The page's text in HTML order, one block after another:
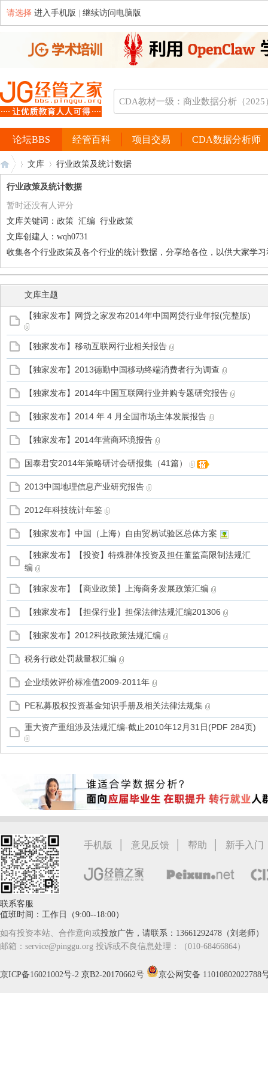
请选择 进入手机版 继续访问电脑版
经管百科 项目交易 CDA数据分析师
论坛BBS
管
之
家
›
文库
›
行业政策及统计数据
行业政策及统计数据
暂时还没有人评分
文库关键词： 政策 汇编 行业政策
文库创建人： wqh0731
收集各个行业政策及各个行业的统计数据，分享给各位，以供大家学
文库主题
【独家发布】网贷之家发布2014年中国网贷行业年报(完整版)
【独家发布】移动互联网行业相关报告
【独家发布】2013德勤中国移动终端消费者行为调查
【独家发布】2014年中国互联网行业并购专题研究报告
【独家发布】2014 年 4 月全国市场主体发展报告
【独家发布】2014年营商环境报告
国泰君安2014年策略研讨会研报集（41篇）
2013中国地理信息产业研究报告
2012年科技统计年鉴
【独家发布】中国（上海）自由贸易试验区总体方案
【独家发布】【投资】特殊群体投资及担任董监高限制法规汇
编
【独家发布】【商业政策】上海商务发展政策汇编
【独家发布】【担保行业】担保法律法规汇编201306
【独家发布】2012科技政策法规汇编
税务行政处罚裁量权汇编
企业绩效评价标准值2009-2011年
PE私募股权投资基金知识手册及相关法律法规集
重大资产重组涉及法规汇编-截止2010年12月31日(PDF 284页)
手机版 | 意见反馈 | 帮助 | 新手入门
联系客服
值班时间：工作日（9:00--18:00）
如有投资本站、合作意向或投放广告，请联系：13661292478（刘老师）
邮箱：service@pinggu.org 投诉或不良信息处理：（010-68466864）
京ICP备16021002号-2 京B2-20170662号 京公网安备 11010802022788